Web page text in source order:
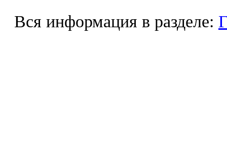
Вся информация в разделе: